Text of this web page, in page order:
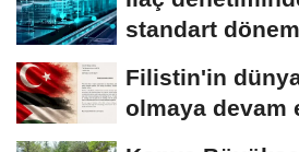
standart
Filistin'in
olmaya devam